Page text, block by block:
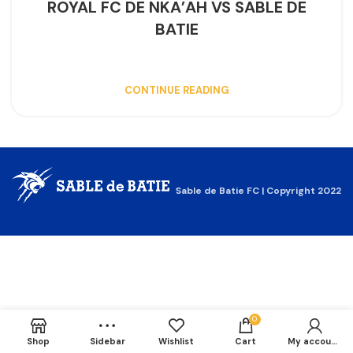
ROYAL FC DE NKA’AH VS SABLE DE
BATIE
CONTINUE READING
Sable de Batie FC | Copyright 2022
Shop Sidebar Wishlist
0
Cart My account